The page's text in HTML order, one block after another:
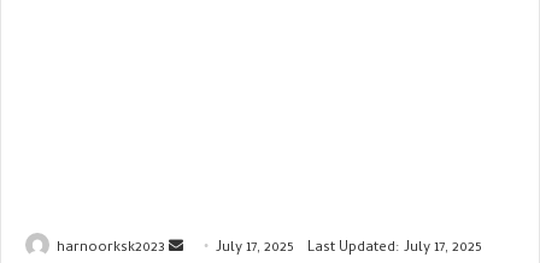
harnoorksk2023
Send July 17, 2025
Last Updated: July 17, 2025